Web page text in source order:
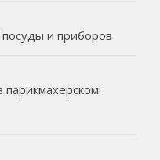
и приборов
парикмахерском